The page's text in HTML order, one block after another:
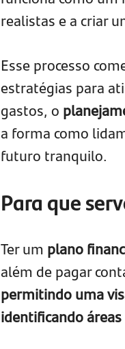
realistas e a criar
Esse processo
estratégias para
gastos, o
a forma como
futuro tranquilo.
Para que
Ter um plano
além de pagar
permitindo uma
identificando